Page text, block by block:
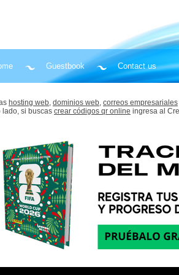
Guestbook Contact us
hosting web, dominios web, correos empresariales
lado, si buscas crear códigos qr online ingresa al